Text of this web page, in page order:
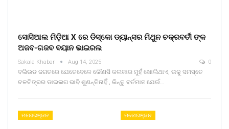
ସୋସିଆଲ ମିଡ଼ିଆ X ରେ ଡିସ୍କୋ ଡ୍ୟାନ୍ସର ମିଥୁନ ଚକ୍ରବର୍ତୀ ଙ୍କ
ଅଜବ-ଗଜବ ବୟାନ ଭାଇରଲ
Sakala Khabar Aug 14, 2025 0
ବଲିଉଡ ଜଗତରେ ଯେତେବେଳେ କୌଣସି କଳାକାର ମୁହଁ ଖୋଲିଥାଏ, ତାକୁ ସମସ୍ତେ
ଚଳଚିତ୍ରର ଡାଇଲଗ ଭାବି ଶୁଣନ୍ତିନାହିଁ , କିନ୍ତୁ ବର୍ତମାନ ଯେଉଁ…
ମନୋରଞ୍ଜନ ମନୋରଞ୍ଜନ